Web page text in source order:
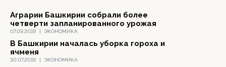
07.09.2019 | ЭКОНОМИКА
Аграрии Башкирии собрали более
четверти запланированного урожая
30.07.2019 | ЭКОНОМИКА
В Башкирии началась уборка гороха и
ячменя